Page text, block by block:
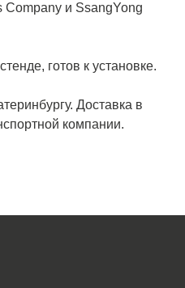
и SsangYong
готов к установке.
Доставка в
компании.